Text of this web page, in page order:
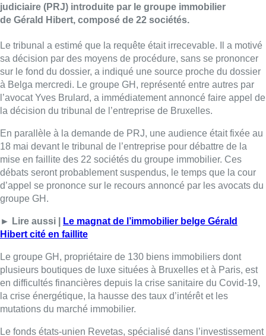
judiciaire (PRJ) introduite par le groupe immobilier
de Gérald Hibert, composé de 22 sociétés.
Le tribunal a estimé que la requête était irrecevable. Il a motivé
sa décision par des moyens de procédure, sans se prononcer
sur le fond du dossier, a indiqué une source proche du dossier
à Belga mercredi. Le groupe GH, représenté entre autres par
l’avocat Yves Brulard, a immédiatement annoncé faire appel de
la décision du tribunal de l’entreprise de Bruxelles.
En parallèle à la demande de PRJ, une audience était fixée au
18 mai devant le tribunal de l’entreprise pour débattre de la
mise en faillite des 22 sociétés du groupe immobilier. Ces
débats seront probablement suspendus, le temps que la cour
d’appel se prononce sur le recours annoncé par les avocats du
groupe GH.
► Lire aussi |
Le magnat de l’immobilier belge Gérald
Hibert cité en faillite
Le groupe GH, propriétaire de 130 biens immobiliers dont
plusieurs boutiques de luxe situées à Bruxelles et à Paris, est
en difficultés financières depuis la crise sanitaire du Covid-19,
la crise énergétique, la hausse des taux d’intérêt et les
mutations du marché immobilier.
Le fonds états-unien Revetas, spécialisé dans l’investissement